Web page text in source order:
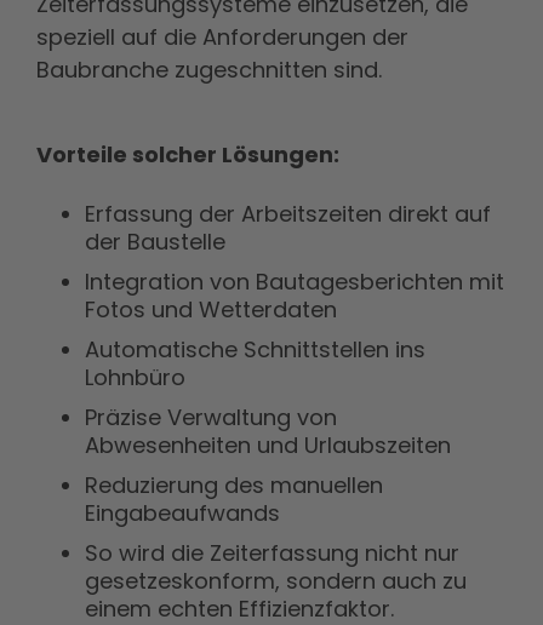
speziell auf die Anforderungen der
Baubranche zugeschnitten sind.
Vorteile solcher Lösungen:
Erfassung der Arbeitszeiten direkt auf
der Baustelle
Integration von Bautagesberichten mit
Fotos und Wetterdaten
Automatische Schnittstellen ins
Lohnbüro
Präzise Verwaltung von
Abwesenheiten und Urlaubszeiten
Reduzierung des manuellen
Eingabeaufwands
So wird die Zeiterfassung nicht nur
gesetzeskonform, sondern auch zu
einem echten Effizienzfaktor.